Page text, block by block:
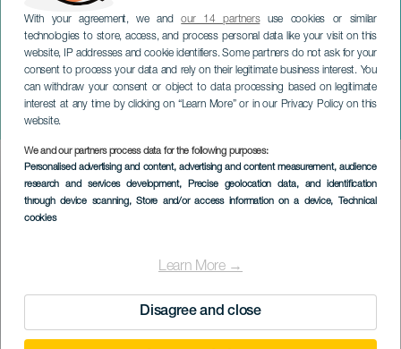
With your agreement, we andour 14 partnersuse cookies or similar
technologies to store, access, and process personal data like your visit on this
website, IP addresses and cookie identifiers. Some partners do not ask for your
consent to process your data and rely on their legitimate business interest. You
can withdraw your consent or object to data processing based on legitimate
interest at any time by clicking on “Learn More” or in our Privacy Policy on this
website.
We and our partners process data for the following purposes:
Personalised advertising and content, advertising and content measurement, audience
research and services development, Precise geolocation data, and identification
through device scanning, Store and/or access information on a device, Technical
cookies
Learn More →
Disagree and close
Origen Dinner Show
GRAN CANARIA
Imagen
Listado